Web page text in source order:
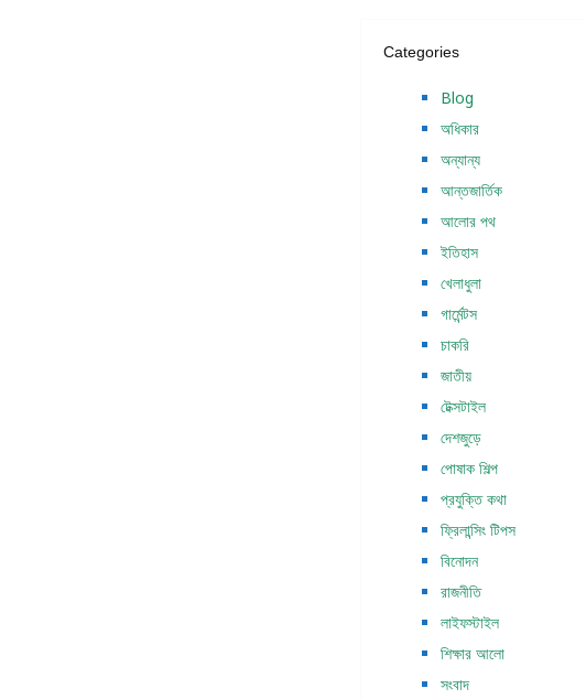
Categories
Blog
অধিকার
অন্যান্য
আন্তজার্তিক
আলোর পথ
ইতিহাস
খেলাধুলা
গার্মেন্টস
চাকরি
জাতীয়
টেক্সটাইল
দেশজুড়ে
পোষাক শিল্প
প্রযুক্তি কথা
ফ্রিলান্সিং টিপস
বিনোদন
রাজনীতি
লাইফস্টাইল
শিক্ষার আলো
সংবাদ